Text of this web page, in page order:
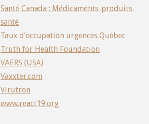
Santé Canada : Médicaments-produits-
santé
Taux d’occupation urgences Québec
Truth for Health Foundation
VAERS (USA)
Vaxxter.com
Virutron
www.react19.org